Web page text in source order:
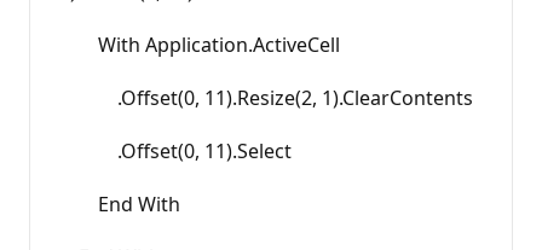
With Application.ActiveCell
.Offset(0, 11).Resize(2, 1).ClearContents
.Offset(0, 11).Select
End With